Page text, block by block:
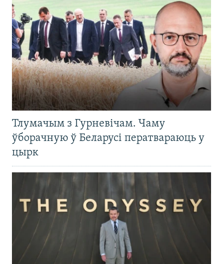
Тлумачым з Гурневічам. Чаму
ўборачную ў Беларусі ператвараюць у
цырк